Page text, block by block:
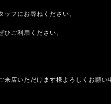
フにお尋ねください。
ご利用ください。
店いただけます様よろしくお願い